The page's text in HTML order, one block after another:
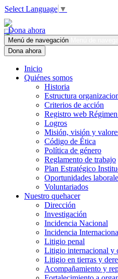
Select Language ▼
Dona ahora
Menú de navegación
Dona ahora
Inicio
Quiénes somos
Historia
Estructura
Criterios de acción
Registro web
Logros
Misión, visión y
Código de Ética
Política de género
Reglamento de trabajo
Plan Estratégico
Oportunidades
Voluntariados
Nuestro quehacer
Dirección
Investigación
Incidencia Nacional
Incidencia
Litigio penal
Litigio internacional y
Litigio en tierras y
Acompañamiento y